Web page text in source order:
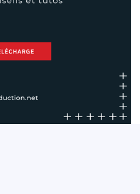
cfproduction cfproduction